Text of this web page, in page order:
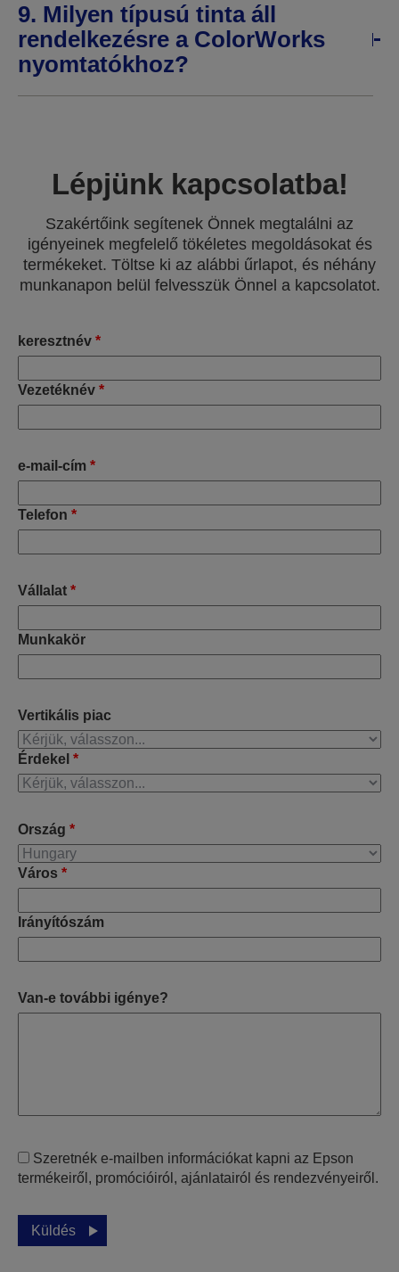
9. Milyen típusú tinta áll
rendelkezésre a ColorWorks
nyomtatókhoz?
Lépjünk kapcsolatba!
Szakértőink segítenek Önnek megtalálni az
igényeinek megfelelő tökéletes megoldásokat és
termékeket. Töltse ki az alábbi űrlapot, és néhány
munkanapon belül felvesszük Önnel a kapcsolatot.
keresztnév *
Vezetéknév *
e-mail-cím *
Telefon *
Vállalat *
Munkakör
Vertikális piac
Érdekel *
Ország *
Város *
Irányítószám
Van-e további igénye?
Szeretnék e-mailben információkat kapni az Epson
termékeiről, promócióiról, ajánlatairól és rendezvényeiről.
Küldés